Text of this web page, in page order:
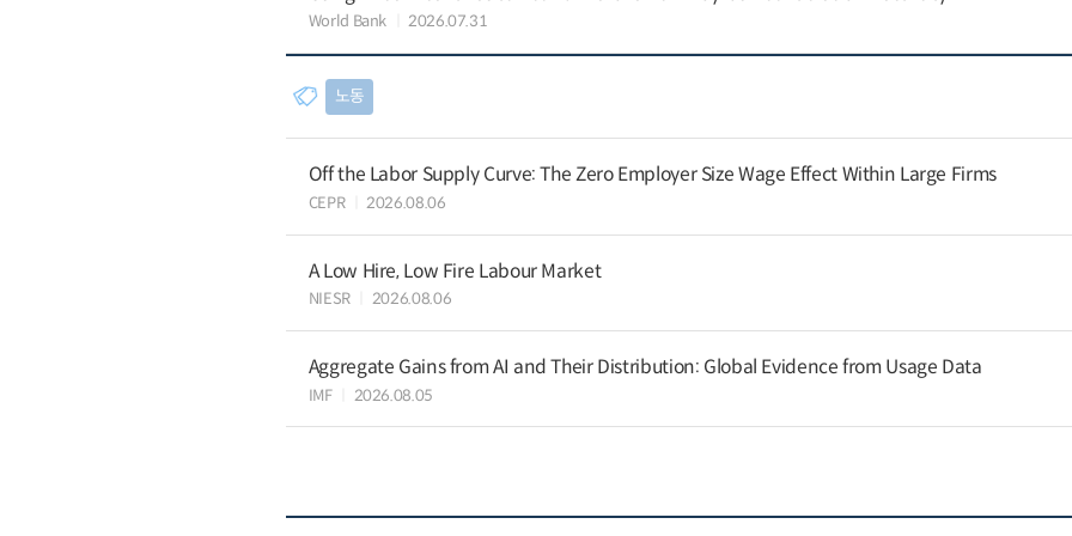
World Bank 2026.07.31
노동
Off the Labor Supply Curve: The Zero Employer Size Wage Effect Within Large Firms
CEPR 2026.08.06
A Low Hire, Low Fire Labour Market
NIESR 2026.08.06
Aggregate Gains from AI and Their Distribution: Global Evidence from Usage Data
IMF 2026.08.05